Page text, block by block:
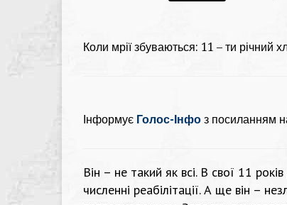
Коли мрії збуваються: 11 – ти річний
Інформує Голос-Інфо з посиланням
Він – не такий як всі. В свої 11
численні реабілітації. А ще він –